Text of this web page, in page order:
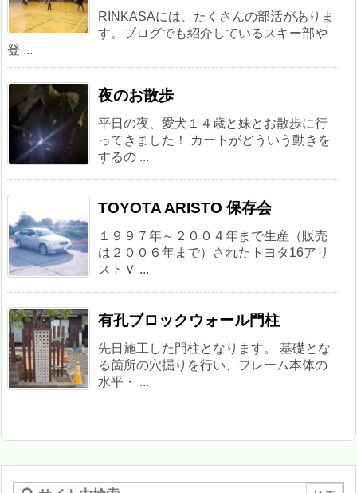
RINKASAには、たくさんの部活がありま
す。ブログでも紹介しているスキー部や
登 ...
夜のお散歩
平日の夜、愛犬１４歳と妹とお散歩に行
ってきました！ カートがどういう動きを
するの ...
TOYOTA ARISTO 保存会
１９９７年～２００４年まで生産（販売
は２００６年まで）されたトヨタ16アリ
ストＶ ...
有孔ブロックウォール門柱
先日施工した門柱となります。 基礎とな
る箇所の穴掘りを行い、フレーム本体の
水平・ ...